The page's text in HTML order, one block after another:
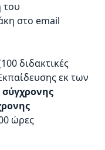
του
στο email
διδακτικές
εκ των
ώρες